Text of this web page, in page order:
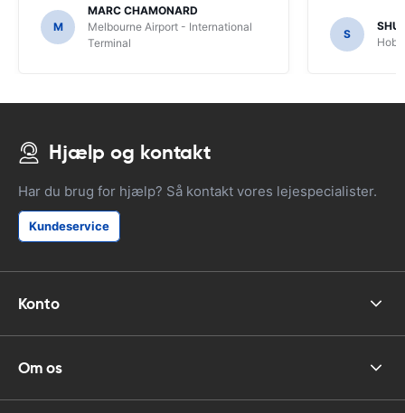
M
MARC CHAMONARD
Melbourne Airport - International
Terminal
S
Hjælp og kontakt
Har du brug for hjælp? Så kontakt vores lejespecialister.
Kundeservice
Konto
Om os